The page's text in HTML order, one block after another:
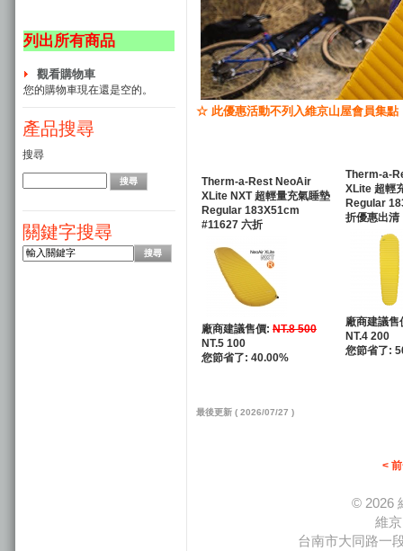
列出所有商品
觀看購物車
您的購物車現在還是空的。
產品搜尋
搜尋
關鍵字搜尋
☆ 此優惠活動不列入維京山屋會員集點
Therm-a-Rest NeoAir
XLite NXT 超輕量充氣睡墊
Regular 183X51cm
#11627 六折
廠商建議售價: NT.8 500
NT.5 100
您節省了: 40.00%
Therm-a-
XLite 超輕
Regular
折優惠出清
廠商建議
NT.4 200
您節省了:
最後更新 ( 2026/07/27 )
<
© 2026
維
台南市大同路一